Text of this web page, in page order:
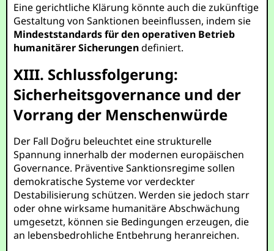
Eine gerichtliche Klärung könnte auch die zukünftige
Gestaltung von Sanktionen beeinflussen, indem sie
Mindeststandards für den operativen Betrieb
humanitärer Sicherungendefiniert.
XIII. Schlussfolgerung:
Sicherheitsgovernance und der
Vorrang der Menschenwürde
Der Fall Doğru beleuchtet eine strukturelle
Spannung innerhalb der modernen europäischen
Governance. Präventive Sanktionsregime sollen
demokratische Systeme vor verdeckter
Destabilisierung schützen. Werden sie jedoch starr
oder ohne wirksame humanitäre Abschwächung
umgesetzt, können sie Bedingungen erzeugen, die
an lebensbedrohliche Entbehrung heranreichen.